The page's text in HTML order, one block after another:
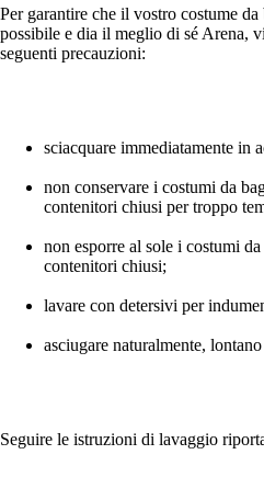
Per garantire che il vostro costume
possibile e dia il meglio di sé Arena,
seguenti precauzioni:
sciacquare immediatamente in
non conservare i costumi da
contenitori chiusi per troppo
non esporre al sole i costumi
contenitori chiusi;
lavare con detersivi per
asciugare naturalmente,
Seguire le istruzioni di lavaggio